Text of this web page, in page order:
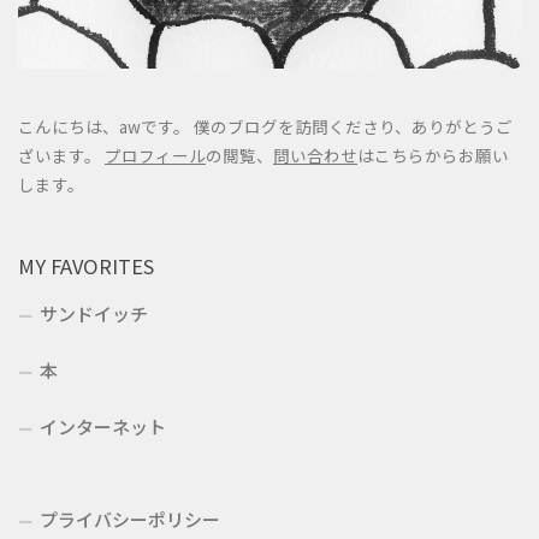
こんにちは、awです。 僕のブログを訪問くださり、ありがとうご
ざいます。 プロフィールの閲覧、 問い合わせはこちらからお願い
します。
MY FAVORITES
サンドイッチ
本
インターネット
プライバシーポリシー